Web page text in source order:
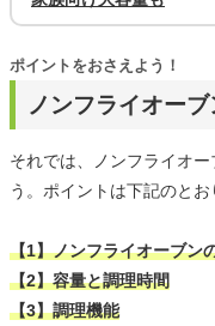
ノンフライオー
ポイントをおさえよう！
それでは、ノンフライオ
う。ポイントは下記のとお
【1】ノンフライオーブン
【2】容量と調理時間
【3】調理機能